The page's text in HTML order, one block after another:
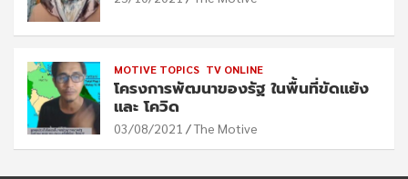
MOTIVE TOPICS TV ONLINE
โครงการพัฒนาของรัฐ ในพื้นที่ขัดแย้ง
และ โควิด
03/08/2021 The Motive